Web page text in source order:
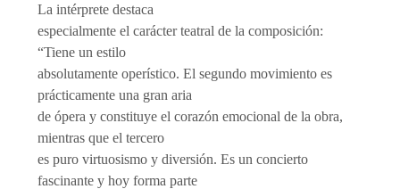
La intérprete destaca
especialmente el carácter teatral de la composición:
“Tiene un estilo
absolutamente operístico. El segundo movimiento es
prácticamente una gran aria
de ópera y constituye el corazón emocional de la obra,
mientras que el tercero
es puro virtuosismo y diversión. Es un concierto
fascinante y hoy forma parte